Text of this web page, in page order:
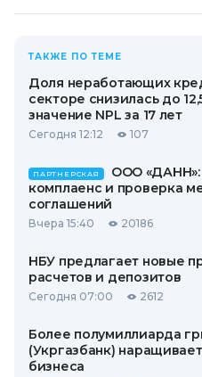
ТАКЖЕ ПО ТЕМЕ
Доля неработающих
секторе снизилась до
значение NPL за 17 лет
Сегодня 12:12 107
ПАРТНЕРСКАЯ
ООО «ДАНН»:
комплаенс и проверка
соглашений
Вчера 15:40 20186
НБУ предлагает новые
расчетов и депозитов
Сегодня 07:00 2612
Более полумиллиарда
(Укргазбанк)
бизнеса